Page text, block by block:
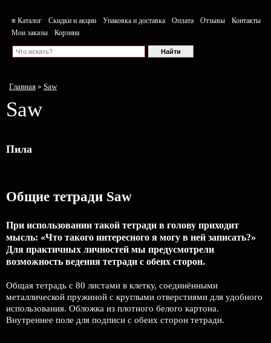
≡ Каталог Скидки и акции Упаковка и доставка Оплата Отзывы
Контакты
Мои заказы
Корзина
Главная » Saw
Saw
Пила
Общие тетради Saw
При использовании такой тетради в голову приходит
мысль: «Что такого интересного я могу в ней записать?»
Для практичных личностей мы предусмотрели
возможность ведения тетради с обеих сторон.
Общая тетрадь с 80 листами в клетку, соединёнными
металлической пружиной с круглыми отверстиями для удобного
использования. Обложка из плотного белого картона.
Внутреннее поле для подписи с обеих сторон тетради.